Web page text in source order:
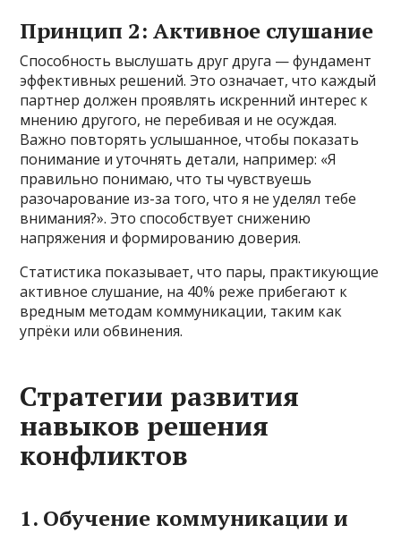
Принцип 2: Активное слушание
Способность выслушать друг друга — фундамент
эффективных решений. Это означает, что каждый
партнер должен проявлять искренний интерес к
мнению другого, не перебивая и не осуждая.
Важно повторять услышанное, чтобы показать
понимание и уточнять детали, например: «Я
правильно понимаю, что ты чувствуешь
разочарование из-за того, что я не уделял тебе
внимания?». Это способствует снижению
напряжения и формированию доверия.
Статистика показывает, что пары, практикующие
активное слушание, на 40% реже прибегают к
вредным методам коммуникации, таким как
упрёки или обвинения.
Стратегии развития
навыков решения
конфликтов
1. Обучение коммуникации и